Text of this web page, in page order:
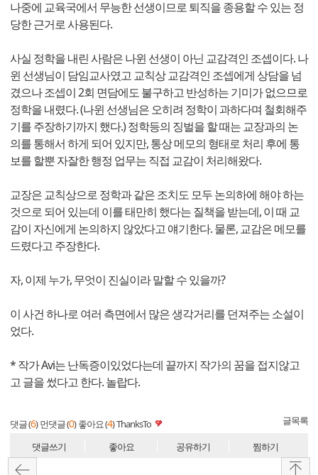
나중에 교육국에서 무능한 선생이므로 퇴직을 종용할 수 있는 정
당한 근거로 사용된다.
사실 정학을 내린 사람은 나윈 선생이 아닌 교감격인 조셉이다. 나
윈 선생님이 담임교사였고 교칙상 교감격인 조셉에게 상담을 넘
겼으나 조셉이 2회 면담에도 불구하고 반성하는 기미가 없으므로
정학을 내렸다. (나윈 선생님은 오히려 정학이 과하다며 철회해주
기를 주장하기까지 했다.) 정학등의 징벌을 할 때는 교장과의 논
의를 통해서 하게 되어 있지만, 통상 메모의 형태로 처리 후에 통
보를 할뿐 자잘한 행정 업무는 직접 교감이 처리해왔다.
교장은 교칙상으로 정학과 같은 조치도 모두 논의하에 해야 하는
것으로 되어 있는데 이를 태만히 했다는 질책을 받는데, 이 때 교
감이 자신에게 논의하지 않았다고 얘기한다. 물론, 교감은 메모를
드렸다고 주장한다.
자, 이제 누가, 무엇이 진실이라 말할 수 있을까?
이 사건 하나로 여러 측면에서 많은 생각거리를 던져주는 소설이
었다.
* 작가 Avi는 난독증이있었다는데 끝까지 작가의 꿈을 접지않고
고 글을 썼다고 한다. 놀랍다.
댓글 (6) 먼댓글 (0) 좋아요 (4)ThanksTo 글목록
댓글쓰기 좋아요 공유하기 찜하기